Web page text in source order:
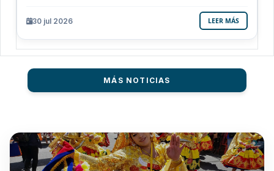
30 jul 2026 LEER MÁS
MÁS NOTICIAS